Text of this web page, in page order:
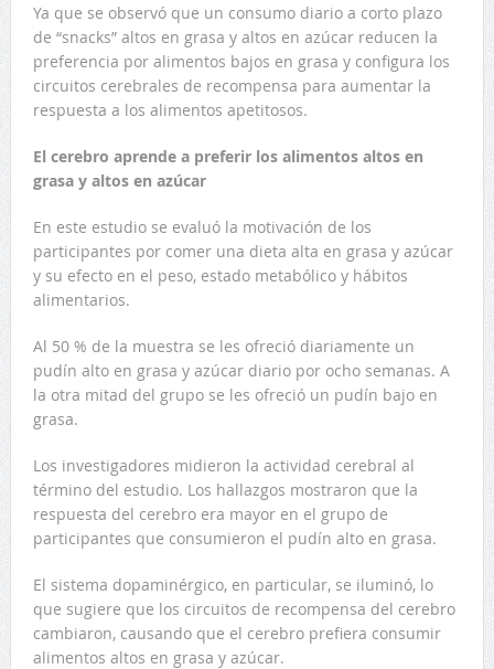
Ya que se observó que un consumo diario a corto plazo
de “snacks” altos en grasa y altos en azúcar reducen la
preferencia por alimentos bajos en grasa y configura los
circuitos cerebrales de recompensa para aumentar la
respuesta a los alimentos apetitosos.
El cerebro aprende a preferir los alimentos altos en
grasa y altos en azúcar
En este estudio se evaluó la motivación de los
participantes por comer una dieta alta en grasa y azúcar
y su efecto en el peso, estado metabólico y hábitos
alimentarios.
Al 50 % de la muestra se les ofreció diariamente un
pudín alto en grasa y azúcar diario por ocho semanas. A
la otra mitad del grupo se les ofreció un pudín bajo en
grasa.
Los investigadores midieron la actividad cerebral al
término del estudio. Los hallazgos mostraron que la
respuesta del cerebro era mayor en el grupo de
participantes que consumieron el pudín alto en grasa.
El sistema dopaminérgico, en particular, se iluminó, lo
que sugiere que los circuitos de recompensa del cerebro
cambiaron, causando que el cerebro prefiera consumir
alimentos altos en grasa y azúcar.